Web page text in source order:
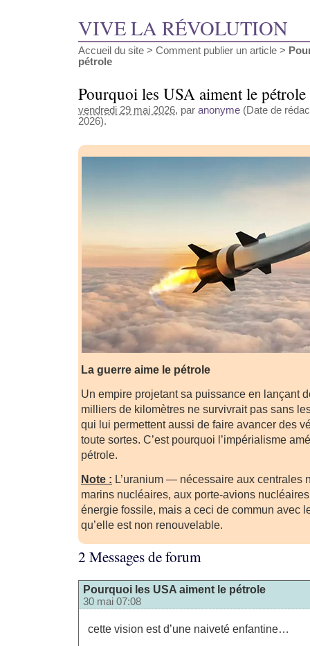
VIVE LA RÉVOLUTION
Accueil du site > Comment publier un article >
pétrole
Pourquoi les USA aiment le pétrole
vendredi 29 mai 2026, par anonyme (Date de
2026).
La guerre aime le pétrole
Un empire projetant sa puissance en lançant
milliers de kilomètres ne survivrait pas sans
qui lui permettent aussi de faire avancer des
toute sortes. C’est pourquoi l’impérialisme
pétrole.
Note : L’uranium — nécessaire aux centrales
marins nucléaires, aux porte-avions
énergie fossile, mais a ceci de commun avec
qu’elle est non renouvelable.
2 Messages de forum
Pourquoi les USA aiment le pétrole
30 mai 07:08
cette vision est d’une naiveté enfantine…